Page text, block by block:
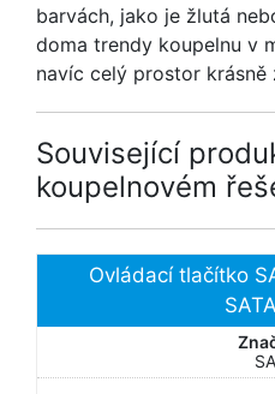
barvách, jako je žlutá
doma trendy koupelnu v
navíc celý prostor krásně
Související
koupelnovém
Ovládací tlačítko